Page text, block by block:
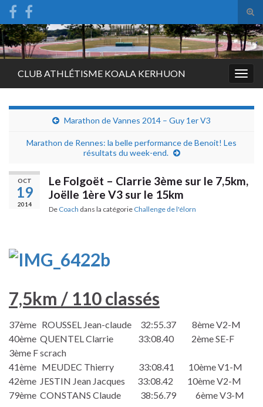
Search for:
CLUB ATHLÉTISME KOALA KERHUON
Marathon de Vannes 2014 – Guy 1er V3
Marathon de Rennes: la belle performance de Benoit! Les
résultats du week-end.
OCT
19
2014
Le Folgoët – Clarrie 3ème sur le 7,5km,
Joëlle 1ère V3 sur le 15km
De Coach dans la catégorie Challenge de l'élorn
7,5km / 110 classés
37ème ROUSSEL Jean-claude 32:55.37 8ème V2-M
40ème QUENTEL Clarrie 33:08.40 2ème SE-F
3ème F scrach
41ème MEUDEC Thierry 33:08.41 10ème V1-M
42ème JESTIN Jean Jacques 33:08.42 10ème V2-M
79ème CONSTANS Claude 38:56.79 6ème V3-M